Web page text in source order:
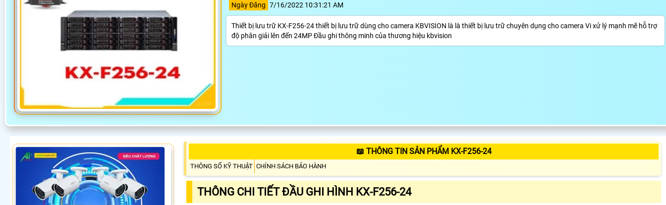
Ngày Đăng 7/16/2022 10:31:21 AM
Thiết bị lưu trữ KX-F256-24 thiết bị lưu trữ dùng cho camera KBVISION là là thiết bị lưu trữ chuyên dụng cho camera Vi xử lý mạnh mẽ hỗ trợ
độ phân giải lên đến 24MP Đầu ghi thông minh của thương hiệu kbvision
📖 THÔNG TIN SẢN PHẨM KX-F256-24
THÔNG SỐ KỸ THUẬT CHÍNH SÁCH BẢO HÀNH
THÔNG CHI TIẾT ĐẦU GHI HÌNH KX-F256-24